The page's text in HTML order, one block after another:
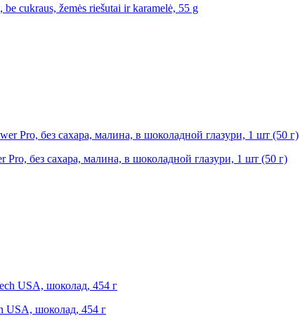
cukraus, žemės riešutai ir karamelė, 55 g
без сахара, малина, в шоколадной глазури, 1 шт (50 г)
USA, шоколад, 454 г